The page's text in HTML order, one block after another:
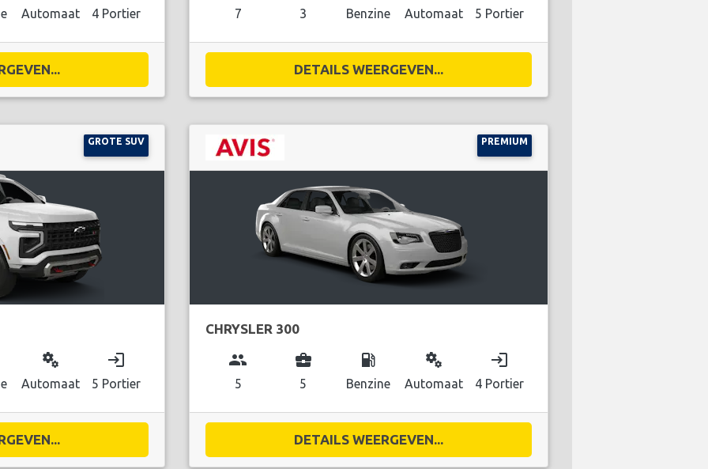
Automaat 4 Portier 7 3 Benzine Automaat 5 Portier
DETAILS WEERGEVEN...
GROTE SUV
miscellaneous_services
Automaat
login
5 Portier
PREMIUM
CHRYSLER 300
group
5
business_center
5
local_gas_station
Benzine
miscellaneous_services
Automaat
login
4 Portier
DETAILS WEERGEVEN...